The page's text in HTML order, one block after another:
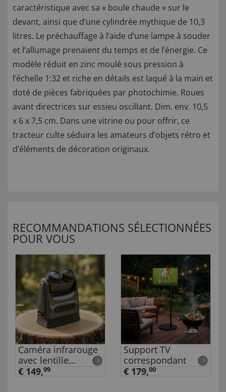
caractéristique avec sa « boule chaude » sur le
devant, ainsi que d’une cylindrée mythique de 10,3
litres. Le préchauffage à l’aide d’une lampe à souder
et l’allumage prenaient du temps et de l’énergie. Ce
modèle réduit en zinc moulé sous pression à
l’échelle 1:32 et riche en détails est laqué à la main et
doté de pièces fabriquées par photochimie. Roues
avant directrices sur essieu oscillant. Dim. env. 10,5
x 6 x 7,5 cm. Dans une vitrine ou pour offrir, ce
tracteur culte séduira les amateurs d’objets rétro et
d’éléments de décoration originaux.
RECOMMANDATIONS SÉLECTIONNÉES
POUR VOUS
Caméra infrarouge
avec lentille
orientable
€ 149,99
Support TV
correspondant
€ 179,00